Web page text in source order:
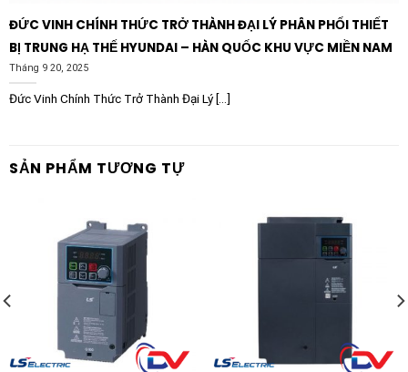
ĐỨC VINH CHÍNH THỨC TRỞ THÀNH ĐẠI LÝ PHÂN PHỐI THIẾT
BỊ TRUNG HẠ THẾ HYUNDAI – HÀN QUỐC KHU VỰC MIỀN NAM
Tháng 9 20, 2025
Đức Vinh Chính Thức Trở Thành Đại Lý [...]
SẢN PHẨM TƯƠNG TỰ